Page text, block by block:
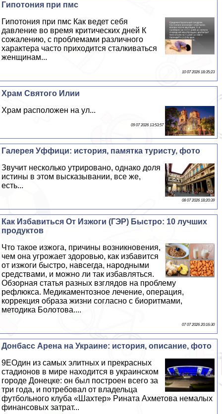
Гипотония при пмс
Гипотония при пмс Как ведет себя
давление во время критических дней К
сожалению, с проблемами различного
хаpaктера часто приходится сталкиваться
женщинам...
10 07 2026 18:35:23
Храм Святого Илии
Храм расположен на ул...
09 07 2026 13:53:57
Галерея Уффици: история, памятка туристу, фото
Звучит несколько утрировано, однако доля
истины в этом высказывании, все же,
есть...
08 07 2026 18:20:39
Как Избавиться От Изжоги (ГЭР) Быстро: 10 лучших
продуктов
Что такое изжога, причины возникновения,
чем она угрожает здоровью, как избавится
от изжоги быстро, навсегда, народными
средствами, и можно ли так избавляться.
Обзорная статья разных взглядов на проблему
рефлюкса. Медикаментозное лечение, операция,
коррекция образа жизни согласно с биоритмами,
методика Болотова....
07 07 2026 20:16:30
Донбасс Арена на Украине: история, описание, фото
9EОдин из самых элитных и прекрасных
стадионов в мире находится в украинском
городе Донецке: он был построен всего за
три года, и потребовал от владельца
футбольного клуба «Шахтер» Рината Ахметова немалых
финансовых затрат...